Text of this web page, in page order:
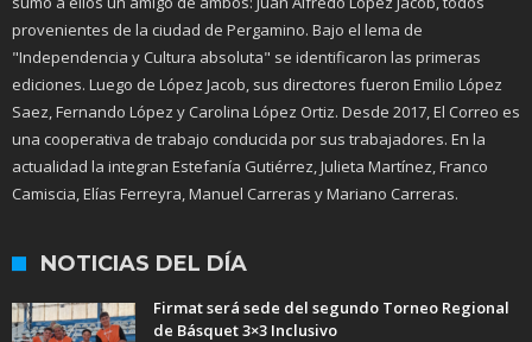
provenientes de la ciudad de Pergamino. Bajo el lema de
"Independencia y Cultura absoluta" se identificaron las primeras
ediciones. Luego de López Jacob, sus directores fueron Emilio López
Saez, Fernando López y Carolina López Ortiz. Desde 2017, El Correo es
una cooperativa de trabajo conducida por sus trabajadores. En la
actualidad la integran Estefanía Gutiérrez, Julieta Martínez, Franco
Camiscia, Elías Ferreyra, Manuel Carreras y Mariano Carreras.
NOTICIAS DEL DÍA
Firmat será sede del segundo Torneo Regional
de Básquet 3×3 Inclusivo